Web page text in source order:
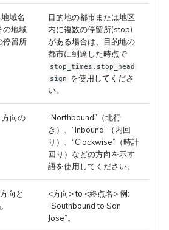
域名
の地域
停留所
目的地の都市または地区
内に複数の停留所(stop)
がある場合は、目的地の
都市に到達した時点で
stop_times.stop_head
sign
を使用してくださ
い。
方向の
“Northbound”（北行
き）、“Inbound”（内回
り）、“Clockwise”（時計
回り）などの方向を示す
語を使用してください。
向と
<方向> to <終点名> 例:
“Southbound to San
Jose”。